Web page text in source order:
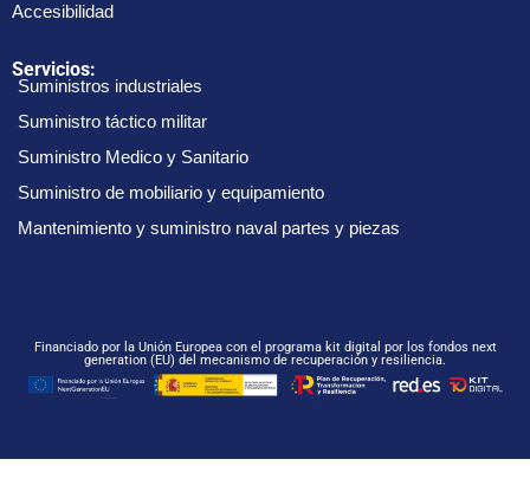
Accesibilidad
Servicios:
Suministros industriales
Suministro táctico militar
Suministro Medico y Sanitario
Suministro de mobiliario y equipamiento
Mantenimiento y suministro naval partes y piezas
Financiado por la Unión Europea con el programa kit digital por los fondos next
generation (EU) del mecanismo de recuperación y resiliencia.